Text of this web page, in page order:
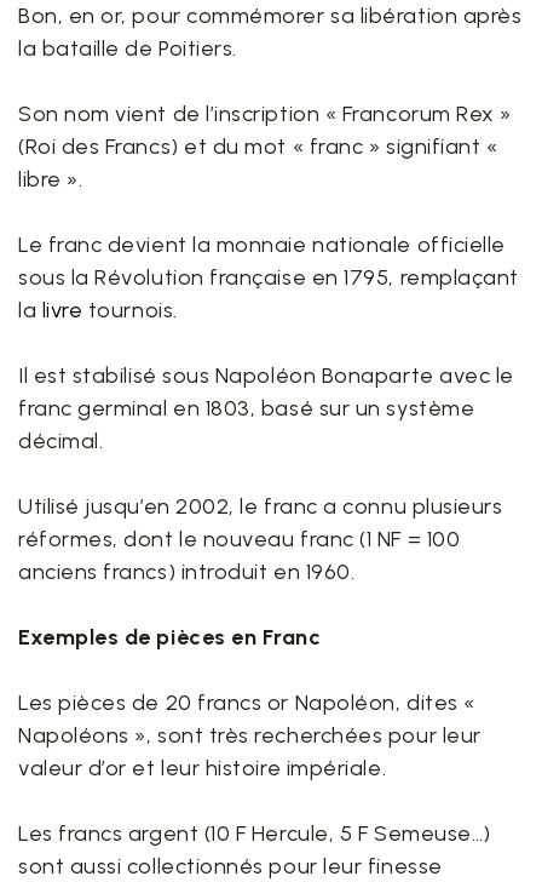
Bon, en or, pour commémorer sa libération après
la bataille de Poitiers.
Son nom vient de l’inscription « Francorum Rex »
(Roi des Francs) et du mot « franc » signifiant «
libre ».
Le franc devient la monnaie nationale officielle
sous la Révolution française en 1795, remplaçant
la livre tournois.
Il est stabilisé sous Napoléon Bonaparte avec le
franc germinal en 1803, basé sur un système
décimal.
Utilisé jusqu’en 2002, le franc a connu plusieurs
réformes, dont le nouveau franc (1 NF = 100
anciens francs) introduit en 1960.
Exemples de pièces en Franc
Les pièces de 20 francs or Napoléon, dites «
Napoléons », sont très recherchées pour leur
valeur d’or et leur histoire impériale.
Les francs argent (10 F Hercule, 5 F Semeuse…)
sont aussi collectionnés pour leur finesse